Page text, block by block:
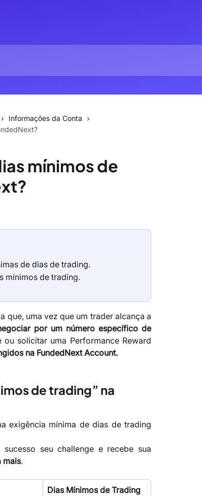
Informações da Conta
mínimos de
de dias de trading.
mínimos de trading.
que, uma vez que um trader alcança a
por um número específico de
solicitar uma Performance Reward
na FundedNext Account.
de trading” na
exigência mínima de dias de trading
seu challenge e recebe sua
mais.
Dias Mínimos de Trading